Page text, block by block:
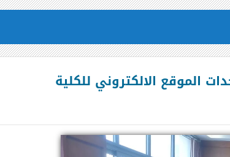
الموقع الالكتروني للكلية